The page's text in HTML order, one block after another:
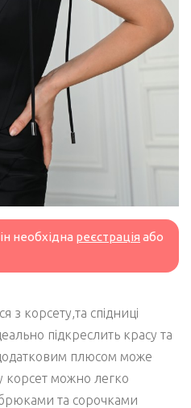
необхідна реєстрація або
з корсету,та спідниці
підкреслить красу та
плюсом може
корсет можно легко
та сорочками